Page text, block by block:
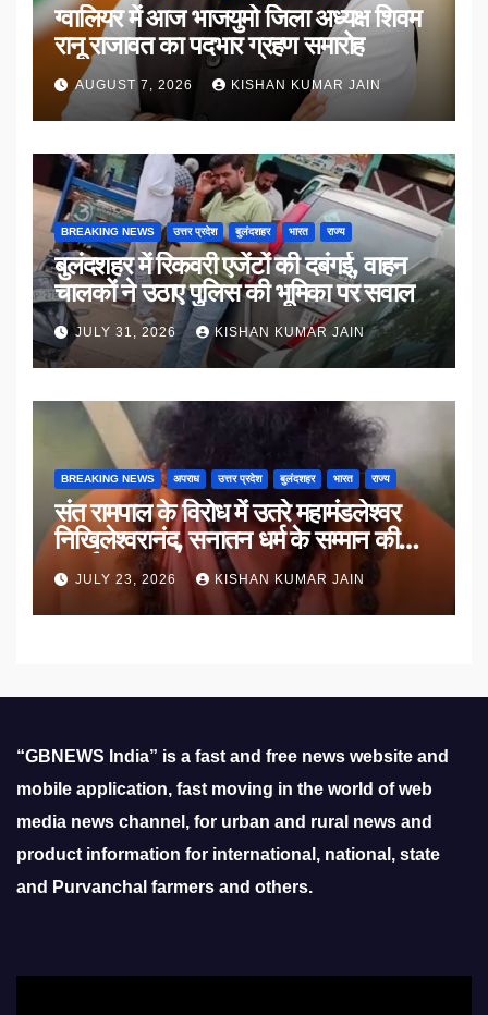
ग्वालियर में आज भाजयुमो जिला अध्यक्ष शिवम
रानू राजावत का पदभार ग्रहण समारोह
AUGUST 7, 2026 KISHAN KUMAR JAIN
BREAKING NEWS उत्तर प्रदेश बुलंदशहर भारत राज्य
बुलंदशहर में रिकवरी एजेंटों की दबंगई, वाहन
चालकों ने उठाए पुलिस की भूमिका पर सवाल
JULY 31, 2026 KISHAN KUMAR JAIN
BREAKING NEWS अपराध उत्तर प्रदेश बुलंदशहर भारत राज्य
संत रामपाल के विरोध में उतरे महामंडलेश्वर
निखिलेश्वरानंद, सनातन धर्म के सम्मान की
उठाई मांग
JULY 23, 2026 KISHAN KUMAR JAIN
“GBNEWS India” is a fast and free news website and
mobile application, fast moving in the world of web
media news channel, for urban and rural news and
product information for international, national, state
and Purvanchal farmers and others.